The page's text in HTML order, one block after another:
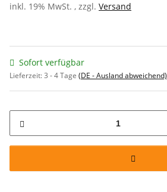
inkl. 19% MwSt. , zzgl. Versand
Sofort verfügbar
Lieferzeit:3 - 4 Tage (DE - Ausland abweichend)